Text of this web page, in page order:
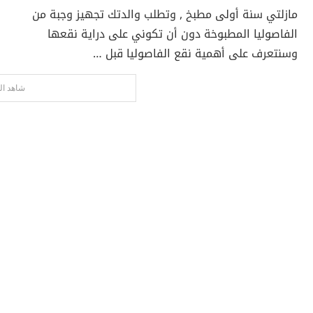
مازلتي سنة أولى مطبخ , وتطلب والدتك تجهيز وجبة من
الفاصوليا المطبوخة دون أن تكوني على دراية نقعها
وسنتعرف على أهمية نقع الفاصوليا قبل …
شاهد